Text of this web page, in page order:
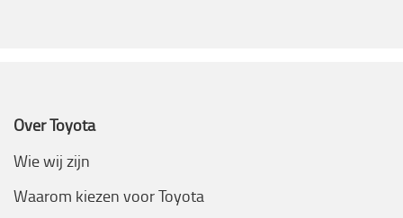
Over Toyota
Wie wij zijn
Waarom kiezen voor Toyota